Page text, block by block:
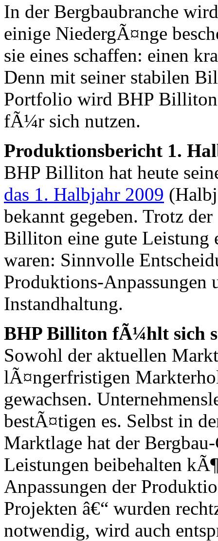
In der Bergbaubranche
einige NiedergÃ¤nge
sie eines schaffen: einen
Denn mit seiner stabilen
Portfolio wird BHP Billiton
fÃ¼r sich nutzen.
Produktionsbericht 1.
BHP Billiton hat heute
das 1. Halbjahr 2009
bekannt gegeben. Trotz
Billiton eine gute
waren: Sinnvolle
Produktions-Anpassungen
Instandhaltung.
BHP Billiton fÃ¼hlt sich
Sowohl der aktuellen
lÃ¤ngerfristigen
gewachsen.
bestÃ¤tigen es. Selbst in
Marktlage hat der
Leistungen beibehalten
Anpassungen der
Projekten â€“ wurden
notwendig, wird auch